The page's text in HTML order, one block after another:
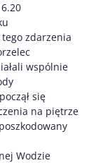
zdarzenia
wspólnie
się
na piętrze
Wodzie